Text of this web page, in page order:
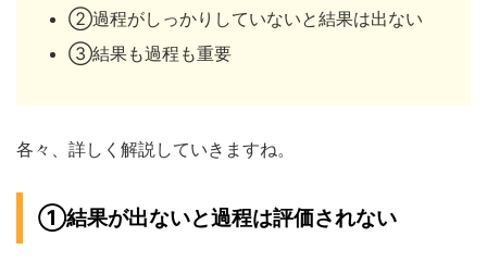
②過程がしっかりしていないと結果は出ない
③結果も過程も重要
各々、詳しく解説していきますね。
①結果が出ないと過程は評価されない